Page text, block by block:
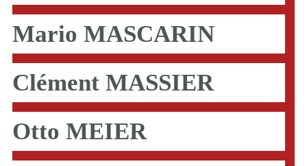
Mario MASCARIN
Clément MASSIER
Otto MEIER